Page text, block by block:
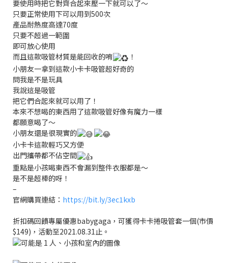
要使用時把它對齊合起來壓一下就可以了～
只要正常使用下可以用到500次
產品耐熱度高達70度
只要不超過一範圍
即可放心使用
而且這款吸管材質是能回收的唷
！
小朋友一拿到這款小卡卡吸管超好奇的
問我是不是玩具
我說這是吸管
把它們合起來就可以用了！
本來不想喝的東西用了這款吸管好像有魔力一樣
都願意喝了～
小朋友還是很現實的
小卡卡這款輕巧又方便
出門攜帶都不佔空間
重點是小孩喝東西不會漏到整件衣服都是～
是不是超棒的呀！
–
官網購買連結： https://bit.ly/3ec1kxb
折扣碼回饋專屬優惠babygaga，可獲得卡卡捲吸管套一個(市價
$149)，活動至2021.08.31止。